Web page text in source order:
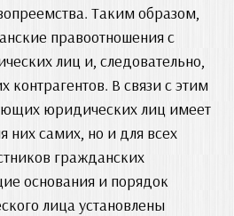
Таким образом,
правоотношения с
лиц и, следовательно,
контрагентов. В связи с этим
юридических лиц имеет
них самих, но и для всех
гражданских
основания и порядок
лица установлены